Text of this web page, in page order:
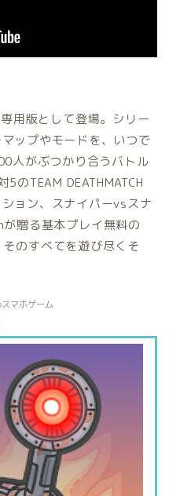
用版として登場。シリー
ップやモードを、いつで
人がぶつかり合うバトル
のTEAM DEATHMATCH
ョン、スナイパーvsスナ
贈る基本プレイ無料の
のすべてを遊び尽くそ
マホゲーム